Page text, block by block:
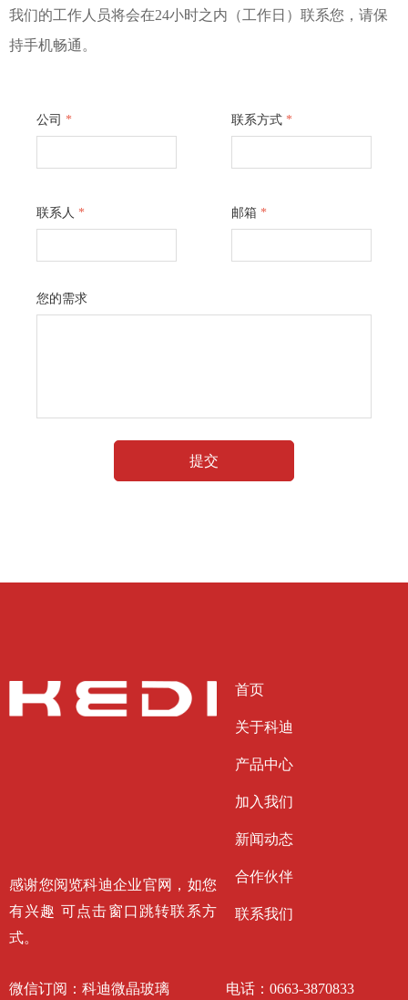
我们的工作人员将会在24小时之内（工作日）联系您，请保
持手机畅通。
公司 * 联系方式 *
联系人 * 邮箱 *
您的需求
提交
感谢您阅览科迪企业官网，如您
有兴趣 可点击窗口跳转联系方
式。
首页
关于科迪
产品中心
加入我们
新闻动态
合作伙伴
联系我们
微信订阅：科迪微晶玻璃 电话： 0663-3870833